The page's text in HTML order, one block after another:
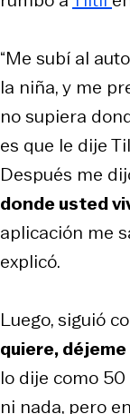
“Me subí al
la niña, y me
no supiera
es que le dije
Después me
donde usted
aplicación me
explicó.
Luego, siguió
quiere,
lo dije como
ni nada, pero